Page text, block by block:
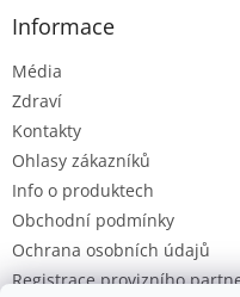
Informace
Média
Zdraví
Kontakty
Ohlasy zákazníků
Info o produktech
Obchodní podmínky
Ochrana osobních údajů
Registrace provizního